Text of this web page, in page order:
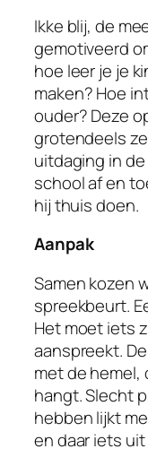
Ikke blij, de
gemotiveerd
hoe leer je je
maken? Hoe
ouder? Deze
grotendeels
uitdaging in
school af en
hij thuis doen.
Aanpak
Samen kozen
spreekbeurt.
Het moet iets
aanspreekt.
met de hemel,
hangt. Slecht
hebben lijkt
en daar iets